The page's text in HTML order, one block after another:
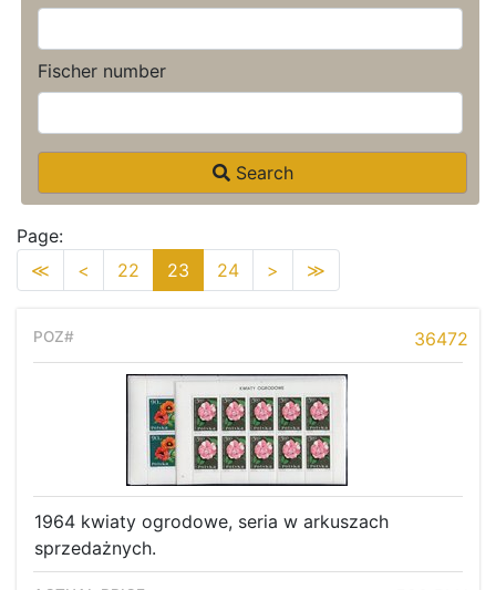
Fischer number
Search
Page:
≪
< 22 23 24 > ≫
36472
1964 kwiaty ogrodowe, seria w arkuszach
sprzedażnych.